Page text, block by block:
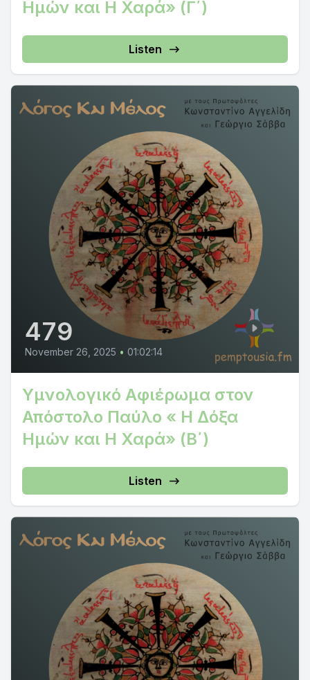
Ημών και Η Χαρά» (Γ΄)
Listen
479
November 26, 2025 • 01:02:14
Υμνολογικό Αφιέρωμα στον
Απόστολο Παύλο « Η Δόξα
Ημών και Η Χαρά» (Β΄)
Listen